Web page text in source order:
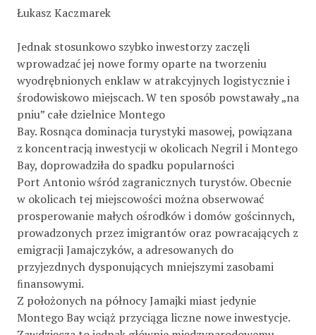
Łukasz Kaczmarek
Jednak stosunkowo szybko inwestorzy zaczęli
wprowadzać jej nowe formy oparte na tworzeniu
wyodrębnionych enklaw w atrakcyjnych logistycznie i
środowiskowo miejscach. W ten sposób powstawały „na
pniu” całe dzielnice Montego
Bay. Rosnąca dominacja turystyki masowej, powiązana
z koncentracją inwestycji w okolicach Negril i Montego
Bay, doprowadziła do spadku popularności
Port Antonio wśród zagranicznych turystów. Obecnie
w okolicach tej miejscowości można obserwować
prosperowanie małych ośrodków i domów gościnnych,
prowadzonych przez imigrantów oraz powracających z
emigracji Jamajczyków, a adresowanych do
przyjezdnych dysponujących mniejszymi zasobami
ﬁnansowymi.
Z położonych na północy Jamajki miast jedynie
Montego Bay wciąż przyciąga liczne nowe inwestycje.